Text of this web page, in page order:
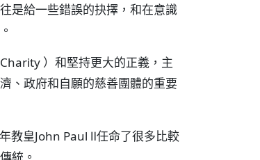
是給一些錯誤的抉擇，和在意識
）和堅持更大的正義，主
、政府和自願的慈善團體的重要
教皇John Paul Ⅱ任命了很多比較